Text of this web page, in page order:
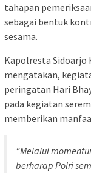
tahapan
sebagai bentuk
sesama.
Kapolresta Sidoarjo
mengatakan,
peringatan Hari
pada kegiatan
memberikan
“Melalui
berharap Polri